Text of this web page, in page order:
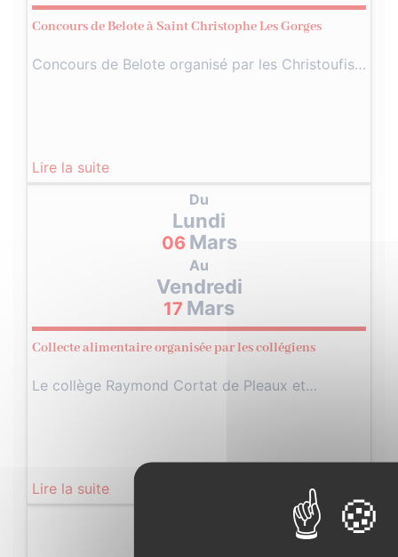
Concours de Belote à Saint Christophe Les Gorges
Concours de Belote organisé par les Christoufis…
Lire la suite
Du
Lundi
06 Mars
Au
Vendredi
17 Mars
Collecte alimentaire organisée par les collégiens
Le collège Raymond Cortat de Pleaux et…
Lire la suite